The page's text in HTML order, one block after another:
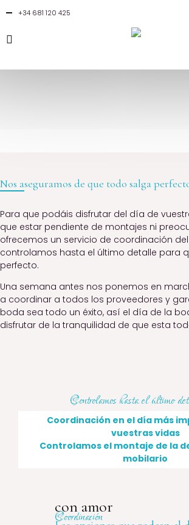
+34 681 120 425
Nos aseguramos de que todo salga
Para que podáis disfrutar del día de
que estar pendiente de montajes ni
ofrecemos un servicio de coordinación
controlamos hasta el último detalle para
perfecto.
Una semana antes nos ponemos en
a coordinar a todos los proveedores y
boda sea todo un éxito, así el día de la
disfrutar de la tranquilidad de que esta
Controlamos hasta el último
Coordinación en el día más
vuestras vidas
Asesoramiento con proveedores
Controlamos el montaje de la
mobilario
Coordinación
con amor